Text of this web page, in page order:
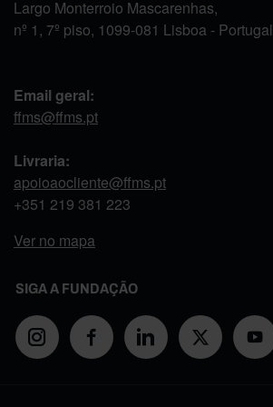
Largo Monterroio Mascarenhas,
nº 1, 7º piso, 1099-081 Lisboa - Portugal
Email geral:
ffms@ffms.pt
Livraria:
apoioaocliente@ffms.pt
+351 219 381 223
Ver no mapa
SIGA A FUNDAÇÃO